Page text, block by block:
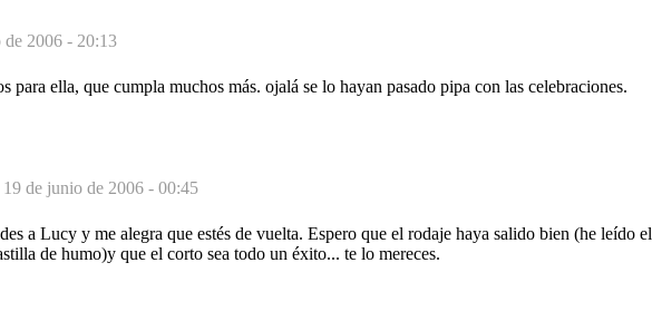
de 2006 - 20:13
para ella, que cumpla muchos más. ojalá se lo hayan pasado pipa con las celebraciones.
19 de junio de 2006 - 00:45
a Lucy y me alegra que estés de vuelta. Espero que el rodaje haya salido bien (he leído el
de humo)y que el corto sea todo un éxito... te lo mereces.